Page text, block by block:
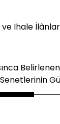
İhale